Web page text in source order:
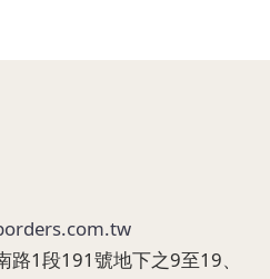
路1段191號地下之9至19、